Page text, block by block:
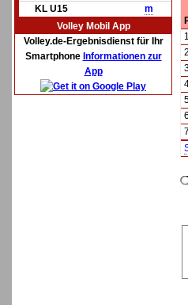
KL U15
m
Volley Mobil App
Volley.de-Ergebnisdienst für Ihr
Smartphone Informationen zur
App
1
2
6
7